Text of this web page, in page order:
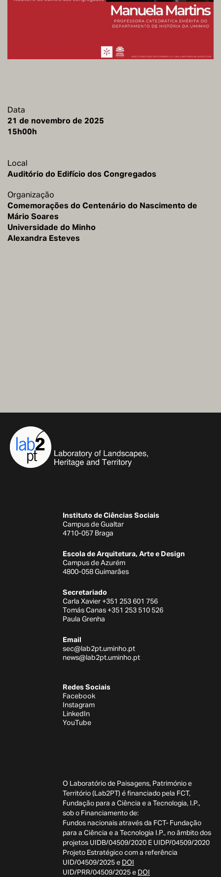
Data
21 de novembro de 2025
15h00h
Local
Organização
Comemorações do Centenário do Nascimento de
Mário Soares
Universidade do Minho
Alexandra Esteves
Instituto de Ciências Sociais
Campus de Gualtar
4710-057 Braga
Escola de Arquitetura, Arte e Design
Campus de Azurém
4800-058 Guimarães
Secretariado
Carla Xavier +351 253 601 756
Tomás Canas +351 253 510 526
Paula Grenha
Email
sec@lab2pt.uminho.pt
news@lab2pt.uminho.pt
Redes Sociais
Facebook
Instagram
LinkedIn
YouTube
O Laboratório de Paisagens, Património e
Território (Lab2PT) é financiado pela FCT,
Fundação para a Ciência e a Tecnologia, I.P.,
sob o Financiamento de:
Fundos nacionais através da FCT- Fundação
para a Ciência e a Tecnologia I.P., no âmbito dos
projetos UIDB/04509/2020 E UIDP/04509/2020
Projeto Estratégico com a referência
UID/04509/2025 e DOI
UID/PRR/04509/2025 e DOI